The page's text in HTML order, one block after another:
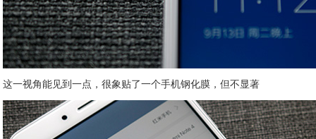
这一视角能见到一点，很象贴了一个手机钢化膜，但不显著